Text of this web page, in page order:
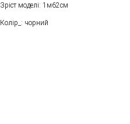
Зріст моделі: 1м62см
Колір_: чорний